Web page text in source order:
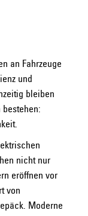
an Fahrzeuge
und
bleiben
nicht nur
eröffnen vor
von
Moderne